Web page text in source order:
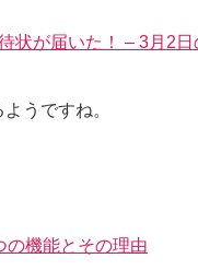
状が届いた！ – 3月2
うですね。
の機能とその理由